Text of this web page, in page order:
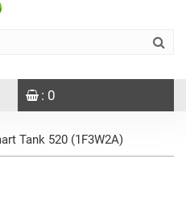
: 0
Tank 520 (1F3W2A)